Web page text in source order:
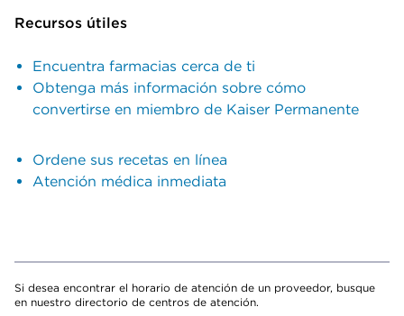
Recursos útiles
Encuentra farmacias cerca de ti
Obtenga más información sobre cómo
convertirse en miembro de Kaiser Permanente
Ordene sus recetas en línea
Atención médica inmediata
Si desea encontrar el horario de atención de un proveedor, busque
en nuestro directorio de centros de atención.